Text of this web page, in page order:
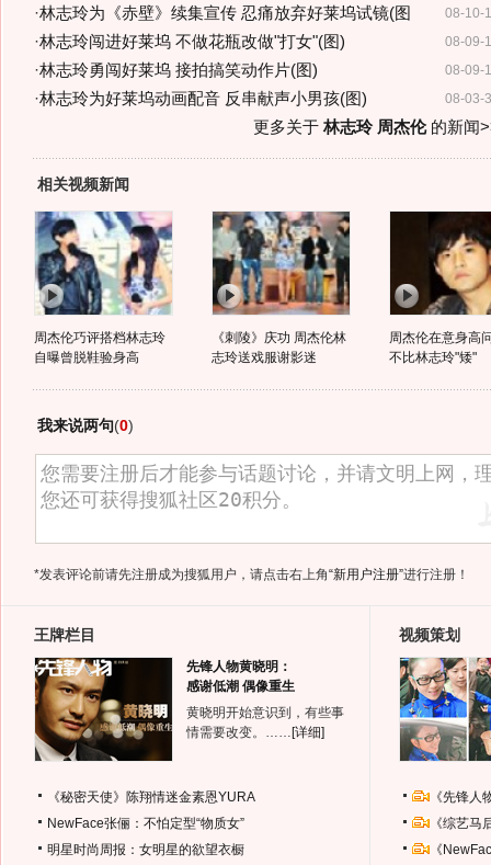
08-10-
·林志玲为《赤壁》续集宣传 忍痛放弃好莱坞试镜(图
08-09-
·林志玲闯进好莱坞 不做花瓶改做"打女"(图)
08-09-
·林志玲勇闯好莱坞 接拍搞笑动作片(图)
08-03-
·林志玲为好莱坞动画配音 反串献声小男孩(图)
更多关于 林志玲 周杰伦的新闻
相关视频新闻
周杰伦巧评搭档林志玲
自曝曾脱鞋验身高
《刺陵》庆功 周杰伦林
志玲送戏服谢影迷
周杰伦在意身高
不比林志玲"矮"
我来说两句(0)
*发表评论前请先注册成为搜狐用户，请点击右上角“新用户注册”进行注册！
王牌栏目
先锋人物黄晓明：
感谢低潮 偶像重生
黄晓明开始意识到，有些事
情需要改变。…… [详细]
《秘密天使》陈翔情迷金素恩YURA
NewFace张俪：不怕定型“物质女”
明星时尚周报：女明星的欲望衣橱
视频策划
《先锋
《综艺
《